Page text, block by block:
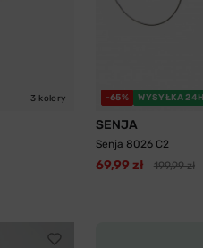
3 kolory -65% WYSYŁKA 24H
SENJA
Senja 8026 C2
69,99 zł 199,99 zł